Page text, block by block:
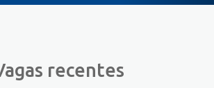
recentes